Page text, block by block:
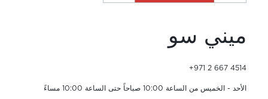
ميني سو
+971 2 667 4514
الأحد - الخميس من الساعة 10:00 صباحاً حتى الساعة 10:00 مساءً